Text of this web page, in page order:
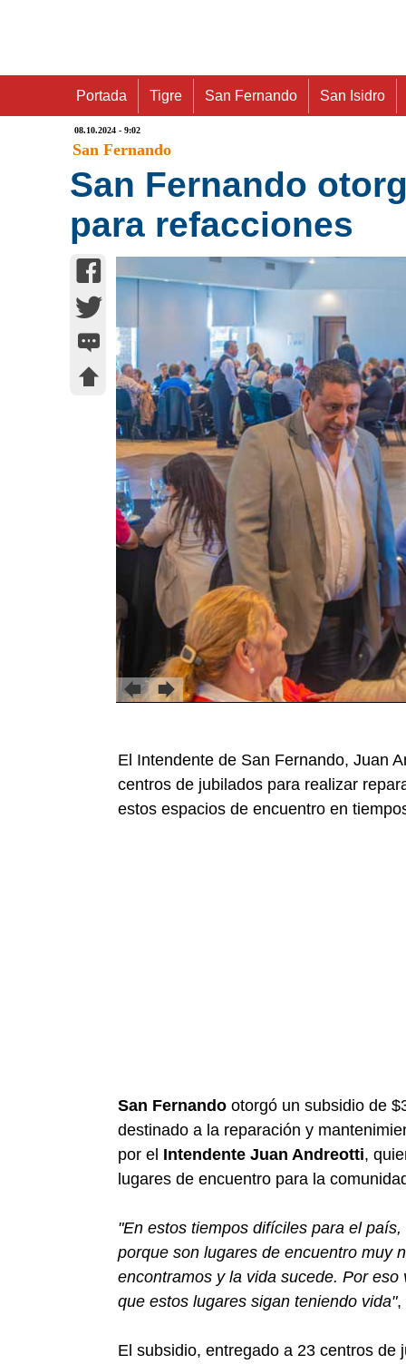
Portada Tigre San Fernando San Isidro
08.10.2024 - 9:02
San Fernando
San Fernando
para refacciones
El Intendente de San Fernando, Juan
centros de jubilados para realizar
estos espacios de encuentro en
San Fernando otorgó un subsidio de
destinado a la reparación y
por el Intendente Juan Andreotti,
lugares de encuentro para la
"En estos tiempos difíciles para el
porque son lugares de encuentro muy
encontramos y la vida sucede. Por
que estos lugares sigan teniendo vida",
El subsidio, entregado a 23 centros